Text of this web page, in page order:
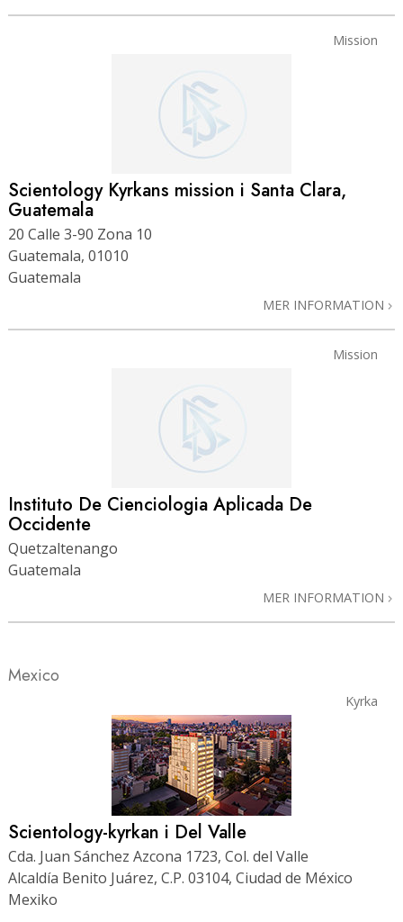
Mission
Scientology Kyrkans mission i Santa Clara,
Guatemala
20 Calle 3-90 Zona 10
Guatemala, 01010
Guatemala
MER INFORMATION
Mission
Instituto De Cienciologia Aplicada De
Occidente
Quetzaltenango
Guatemala
MER INFORMATION
Mexico
Kyrka
Scientology-kyrkan i Del Valle
Cda. Juan Sánchez Azcona 1723, Col. del Valle
Alcaldía Benito Juárez, C.P. 03104, Ciudad de México
Mexiko